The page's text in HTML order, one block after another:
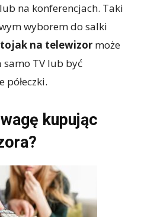
na konferencjach. Taki
wyborem do salki
na telewizor może
samo TV lub być
półeczki.
kupując